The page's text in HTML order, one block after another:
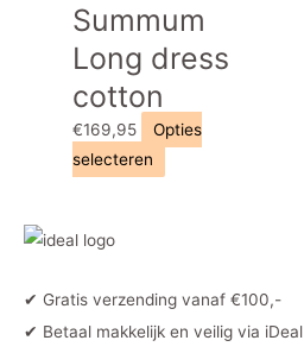
variaties.
Deze
optie
gekozen
Summum
Long dress
cotton
€169,95
Opties
selecteren
Deze
optie
✔ Gratis verzending vanaf €100,-
✔ Betaal makkelijk en veilig via iDeal